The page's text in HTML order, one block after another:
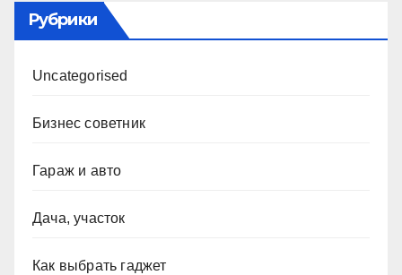
Рубрики
Uncategorised
Бизнес советник
Гараж и авто
Дача, участок
Как выбрать гаджет